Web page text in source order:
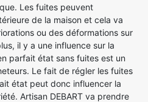
Les fuites peuvent
de la maison et cela va
ou des déformations sur
il y a une influence sur la
parfait état sans fuites est un
Le fait de régler les fuites
état peut donc influencer la
Artisan DEBART va prendre